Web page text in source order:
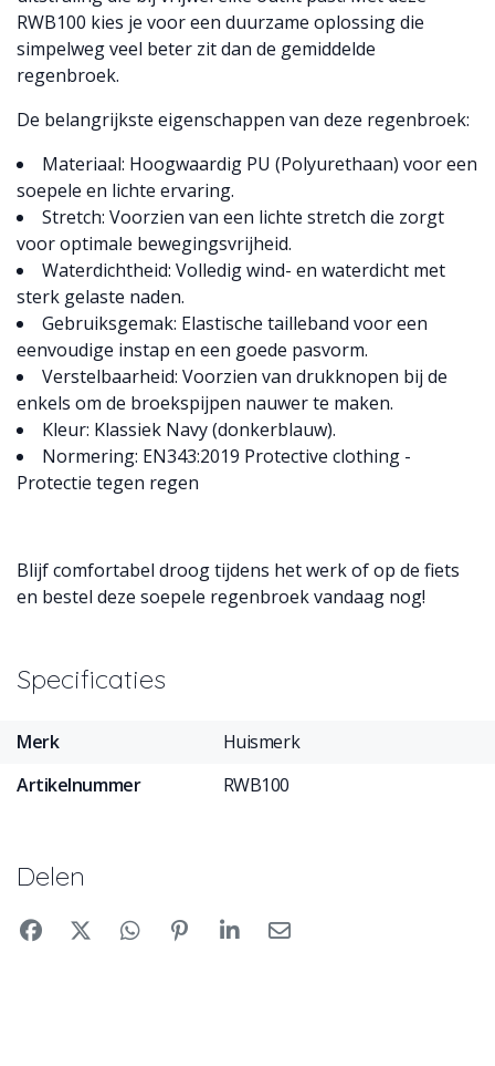
RWB100 kies je voor een duurzame oplossing die
simpelweg veel beter zit dan de gemiddelde
regenbroek.
De belangrijkste eigenschappen van deze regenbroek:
Materiaal: Hoogwaardig PU (Polyurethaan) voor een
soepele en lichte ervaring.
Stretch: Voorzien van een lichte stretch die zorgt
voor optimale bewegingsvrijheid.
Waterdichtheid: Volledig wind- en waterdicht met
sterk gelaste naden.
Gebruiksgemak: Elastische tailleband voor een
eenvoudige instap en een goede pasvorm.
Verstelbaarheid: Voorzien van drukknopen bij de
enkels om de broekspijpen nauwer te maken.
Kleur: Klassiek Navy (donkerblauw).
Normering: EN343:2019 Protective clothing -
Protectie tegen regen
Blijf comfortabel droog tijdens het werk of op de fiets
en bestel deze soepele regenbroek vandaag nog!
Specificaties
Merk
Huismerk
Artikelnummer
RWB100
Delen